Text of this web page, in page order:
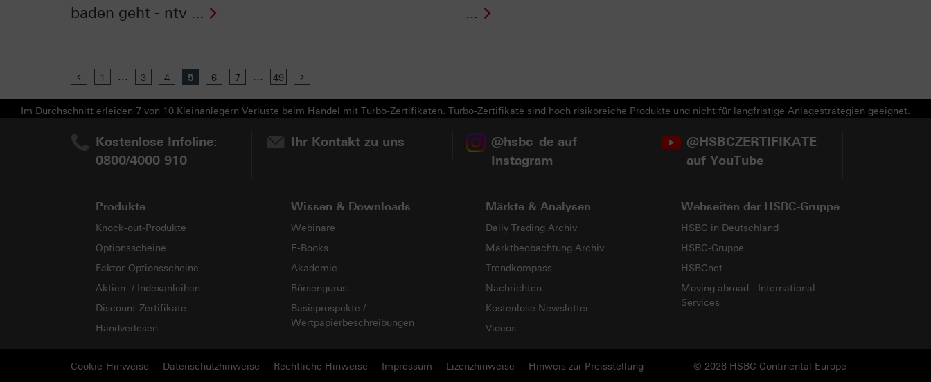
baden geht - ntv ...
...
Previous
1 ... 3 4 5 6 7 ... 49
Im Durchschnitt erleiden 7 von 10 Kleinanlegern Verluste beim Handel mit Turbo-Zertifikaten. Turbo-Zertifikate sind hoch risikoreiche Produkte und nicht für langfristige Anlagestrategien geeignet.
Kostenlose Infoline:
0800/4000 910
Ihr Kontakt zu uns
@hsbc_de auf
Instagram
@HSBCZERTIFIKATE
auf YouTube
Produkte
Knock-out-Produkte
Optionsscheine
Faktor-Optionsscheine
Aktien- / Indexanleihen
Discount-Zertifikate
Handverlesen
Wissen & Downloads
Webinare
E-Books
Akademie
Börsengurus
Basisprospekte /
Wertpapierbeschreibungen
Märkte & Analysen
Daily Trading Archiv
Marktbeobachtung Archiv
Trendkompass
Nachrichten
Kostenlose Newsletter
Videos
Webseiten der HSBC-Gruppe
HSBC in Deutschland
HSBC-Gruppe
HSBCnet
Moving abroad - International
Services
Cookie-Hinweise Datenschutzhinweise Rechtliche Hinweise Impressum Lizenzhinweise © 2026 HSBC Continental Europe
Hinweis zur Preisstellung